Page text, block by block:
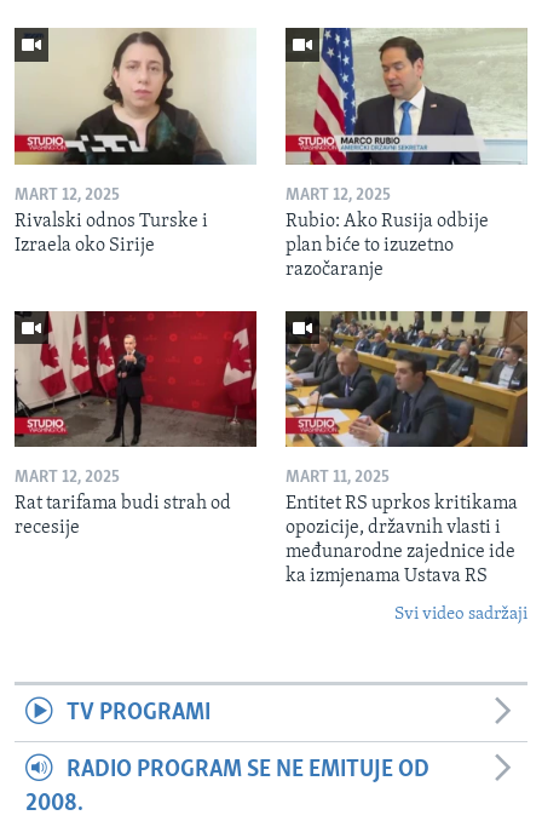
MART 12, 2025
Rivalski odnos Turske i
Izraela oko Sirije
MART 12, 2025
Rubio: Ako Rusija odbije
plan biće to izuzetno
razočaranje
MART 12, 2025
Rat tarifama budi strah od
recesije
MART 11, 2025
Entitet RS uprkos kritikama
opozicije, državnih vlasti i
međunarodne zajednice ide
ka izmjenama Ustava RS
Svi video sadržaji
TV PROGRAMI
RADIO PROGRAM SE NE EMITUJE OD
2008.